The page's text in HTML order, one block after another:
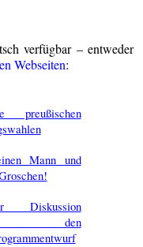
verfügbar – entweder
Webseiten:
preußischen
Mann und
Diskussion
den